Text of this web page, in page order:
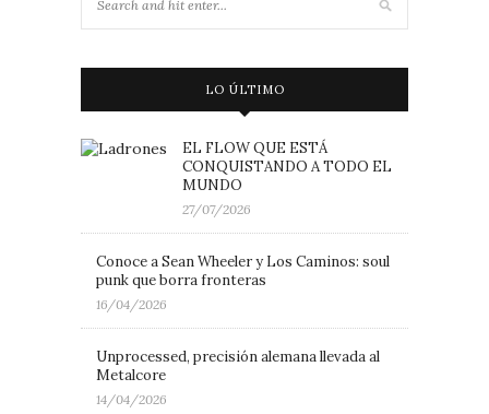
LO ÚLTIMO
EL FLOW QUE ESTÁ
CONQUISTANDO A TODO EL
MUNDO
27/07/2026
Conoce a Sean Wheeler y Los Caminos: soul
punk que borra fronteras
16/04/2026
Unprocessed, precisión alemana llevada al
Metalcore
14/04/2026